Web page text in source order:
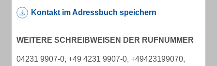
Kontakt im Adressbuch speichern
WEITERE SCHREIBWEISEN DER RUFNUMMER
04231 9907-0, +49 4231 9907-0, +49423199070,